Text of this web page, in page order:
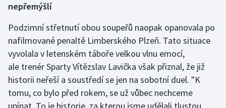
Ostatní
nepřemýšlí
Podzimní střetnutí obou soupeřů naopak opanovala po
nafilmované penaltě Limberského Plzeň. Tato situace
vyvolala v letenském táboře velkou vlnu emocí,
ale trenér Sparty Vítězslav Lavička však přiznal, že již
historii neřeší a soustředí se jen na sobotní duel. "K
tomu, co bylo před rokem, se už vůbec nechceme